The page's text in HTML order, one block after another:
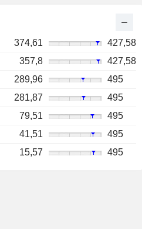
374,61
427,58
357,8
427,58
289,96
495
281,87
495
79,51
495
41,51
495
15,57 495